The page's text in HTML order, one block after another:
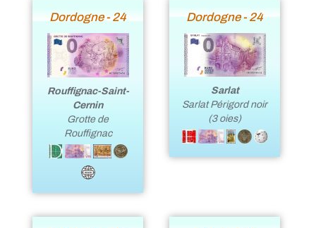
Dordogne - 24
Rouffignac-Saint-
Cernin
Grotte de
Rouffignac
Dordogne - 24
Sarlat
Sarlat Périgord noir
(3 oies)